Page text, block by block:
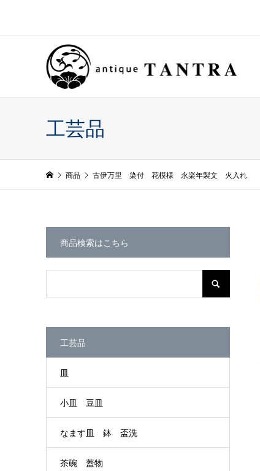
工芸品
商品 古伊万里 染付 花模様 永楽年製文 火入れ
商品検索はこちら
工芸品
皿
小皿 豆皿
なます皿 鉢 盃洗
茶碗 蓋物